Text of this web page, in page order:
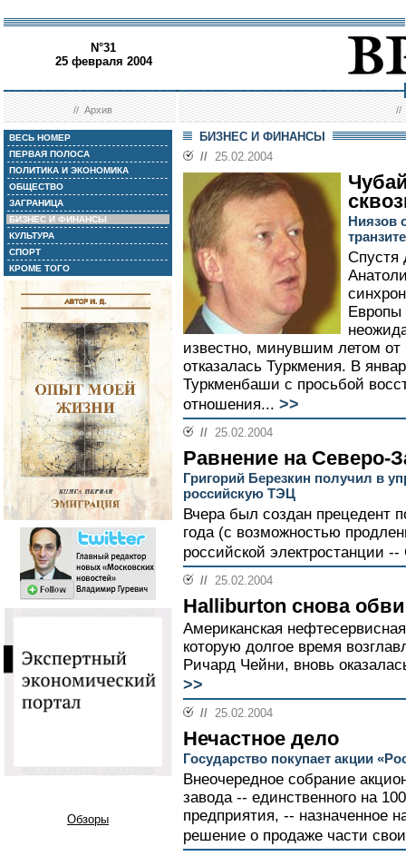
N°31
25 февраля 2004
//Архив //
ВЕСЬ НОМЕР
ПЕРВАЯ ПОЛОСА
ПОЛИТИКА И ЭКОНОМИКА
ОБЩЕСТВО
ЗАГРАНИЦА
БИЗНЕС И ФИНАНСЫ
КУЛЬТУРА
СПОРТ
КРОМЕ ТОГО
Обзоры
БИЗНЕС И ФИНАНСЫ
// 25.02.2004
Ниязов
транзите
Спустя
Европы
известно, минувшим летом от
отказалась Туркмения. В
Туркменбаши с просьбой
отношения... >>
// 25.02.2004
Равнение на Северо-
Григорий Березкин получил в
российскую ТЭЦ
Вчера был создан прецедент
года (с возможностью
российской электростанции
// 25.02.2004
Halliburton снова
Американская
которую долгое время
Ричард Чейни, вновь
>>
// 25.02.2004
Нечастное дело
Государство покупает акции
Внеочередное собрание
завода -- единственного на
предприятия, -- назначенное
решение о продаже части